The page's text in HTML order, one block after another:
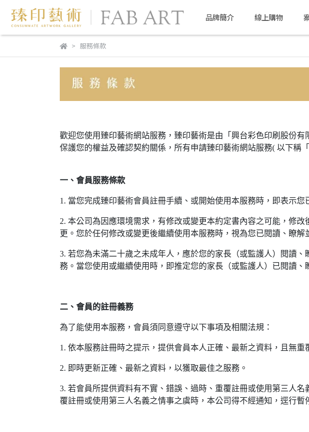
品牌簡介 線上購物
服務條款
歡迎您使用臻印藝術網站服務，臻印藝術是由「興台彩色印刷股份有
保護您的權益及確認契約關係，所有申請臻印藝術網站服務( 以下稱
一、會員服務條款
1. 當您完成臻印藝術會員註冊手續、或開始使用本服務時，即表示
2. 本公司為因應環境需求，有修改或變更本約定書內容之可能，修
更。您於任何修改或變更後繼續使用本服務時，視為您已閱讀、瞭
3. 若您為未滿二十歲之未成年人，應於您的家長（或監護人）閱讀
務。當您使用或繼續使用時，即推定您的家長（或監護人）已閱讀
二、會員的註冊義務
為了能使用本服務，會員須同意遵守以下事項及相關法規：
1. 依本服務註冊時之提示，提供會員本人正確、最新之資料，且無
2. 即時更新正確、最新之資料，以獲取最佳之服務。
3. 若會員所提供資料有不實、錯誤、過時、重覆註冊或使用第三人
覆註冊或使用第三人名義之情事之虞時，本公司得不經通知，逕行暫